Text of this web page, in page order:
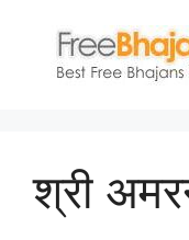
content
श्री